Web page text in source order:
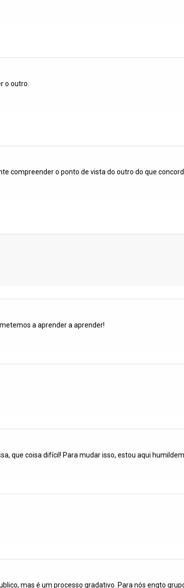
o outro.
compreender o ponto de vista do outro do que
a aprender a aprender!
que coisa difícil! Para mudar isso, estou aqui
mas é um processo gradativo. Para nós enqto